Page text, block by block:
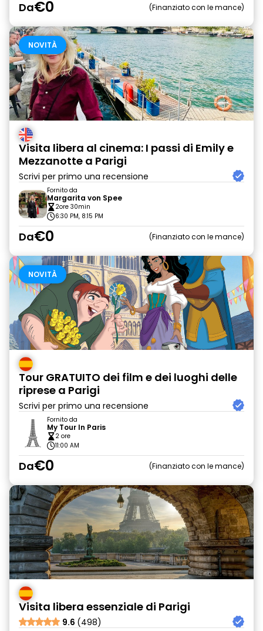
Da€0 Finanziato con le mance
NOVITÀ
Visita libera al cinema: I passi di Emily e
Mezzanotte a Parigi
Scrivi per primo una recensione
Fornito da
Margarita von Spee
2ore 30min
6:30 PM, 8:15 PM
Da€0 Finanziato con le mance
NOVITÀ
Tour GRATUITO dei film e dei luoghi delle
riprese a Parigi
Scrivi per primo una recensione
Fornito da
My Tour In Paris
2 ore
11:00 AM
Da€0 Finanziato con le mance
Visita libera essenziale di Parigi
9.6 (498)